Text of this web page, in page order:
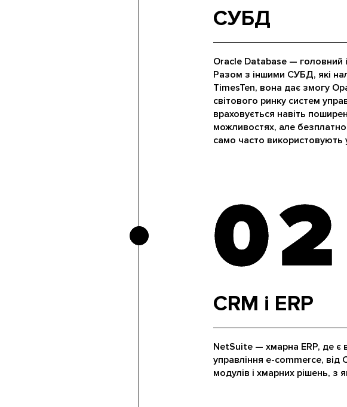
СУБД
Oracle Database — головний
Разом з іншими СУБД, які
TimesTen, вона дає змогу
світового ринку систем
враховується навіть
можливостях, але
само часто використовують
02
02
CRM і ERP
NetSuite — хмарна ERP, де є
управління e-commerce, від
модулів і хмарних рішень, з